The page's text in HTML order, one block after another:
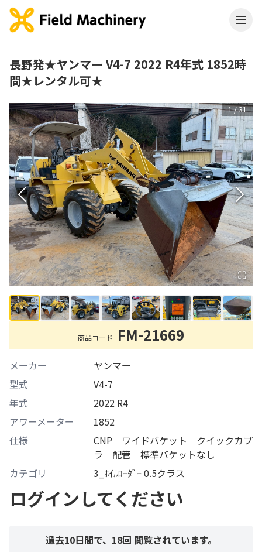
長野発★ヤンマー V4-7 2022 R4年式 1852時
間★レンタル可★
1/31
商品コード FM-21669
メーカー
ヤンマー
型式
V4-7
年式
2022 R4
アワーメーター
1852
仕様
CNP ワイドバケット クイックカプ
ラ 配管 標準バケットなし
カテゴリ
3_ﾎｲﾙﾛｰﾀﾞｰ 0.5クラス
ログインしてください
過去10日間で、 18回 閲覧されています。